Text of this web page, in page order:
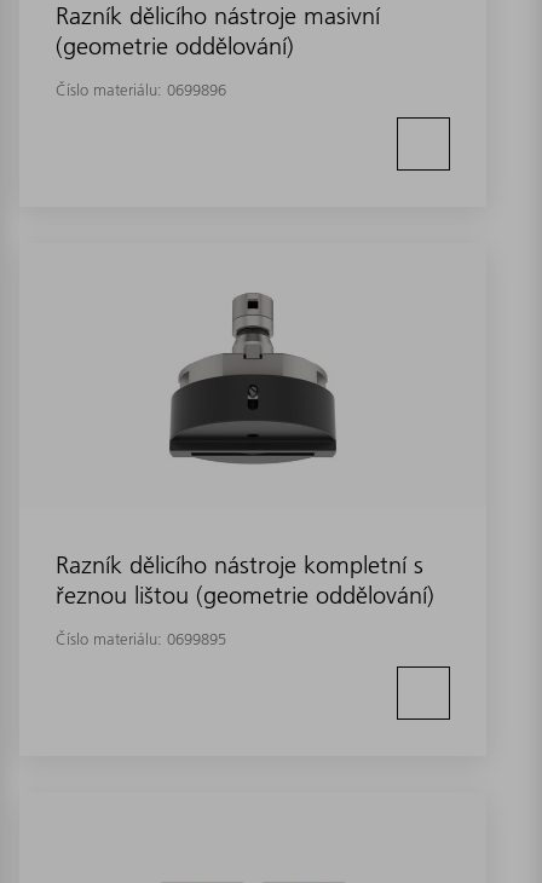
Razník dělicího nástroje masivní
(geometrie oddělování)
Číslo materiálu: 0699896
Razník dělicího nástroje kompletní s
řeznou lištou (geometrie oddělování)
Číslo materiálu: 0699895